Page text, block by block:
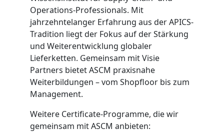
Operations-Professionals. Mit
jahrzehntelanger Erfahrung aus der APICS-
Tradition liegt der Fokus auf der Stärkung
und Weiterentwicklung globaler
Lieferketten. Gemeinsam mit Visie
Partners bietet ASCM praxisnahe
Weiterbildungen – vom Shopfloor bis zum
Management.
Weitere Certificate-Programme, die wir
gemeinsam mit ASCM anbieten: